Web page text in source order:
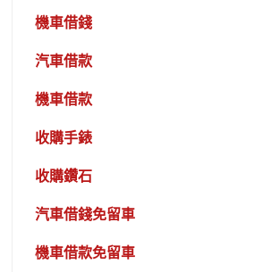
機車借錢
汽車借款
機車借款
收購手錶
收購鑽石
汽車借錢免留車
機車借款免留車